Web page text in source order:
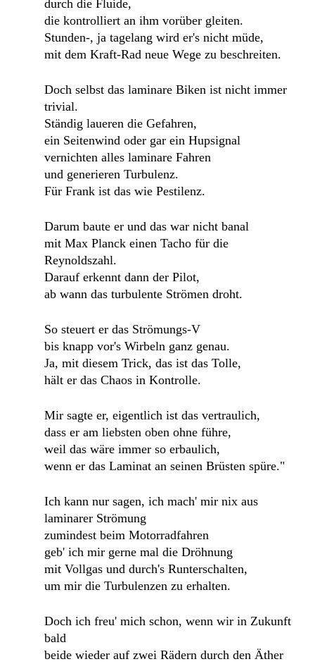
durch die Fluide,
die kontrolliert an ihm vorüber gleiten.
Stunden-, ja tagelang wird er's nicht müde,
mit dem Kraft-Rad neue Wege zu beschreiten.
Doch selbst das laminare Biken ist nicht immer
trivial.
Ständig laueren die Gefahren,
ein Seitenwind oder gar ein Hupsignal
vernichten alles laminare Fahren
und generieren Turbulenz.
Für Frank ist das wie Pestilenz.
Darum baute er und das war nicht banal
mit Max Planck einen Tacho für die
Reynoldszahl.
Darauf erkennt dann der Pilot,
ab wann das turbulente Strömen droht.
So steuert er das Strömungs-V
bis knapp vor's Wirbeln ganz genau.
Ja, mit diesem Trick, das ist das Tolle,
hält er das Chaos in Kontrolle.
Mir sagte er, eigentlich ist das vertraulich,
dass er am liebsten oben ohne führe,
weil das wäre immer so erbaulich,
wenn er das Laminat an seinen Brüsten spüre."
Ich kann nur sagen, ich mach' mir nix aus
laminarer Strömung
zumindest beim Motorradfahren
geb' ich mir gerne mal die Dröhnung
mit Vollgas und durch's Runterschalten,
um mir die Turbulenzen zu erhalten.
Doch ich freu' mich schon, wenn wir in Zukunft
bald
beide wieder auf zwei Rädern durch den Äther